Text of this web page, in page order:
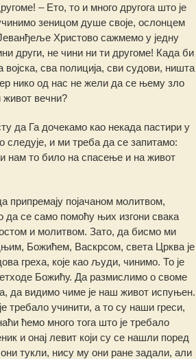
– Ето, то и много другога што је
зеницом душе своје, ослонцем
Христово сажмемо у једну
други, не чини ни ти другоме! Када би
сва полиција, сви судови, ништа
нико од нас не жели да се њему зло
живот вечни?
да Га дочекамо као некада пастири у
и ми треба да се запитамо:
нам то било на спасење и на живот
припремају појачаном молитвом,
да се само помоћу њих изгони свака
и молитвом. Зато, да бисмо ми
Божићем, Васкрсом, света Црква је
греха, које као људи, чинимо. То је
Божићу. Да размислимо о своме
да видимо чиме је наш живот испуњен.
требало учинити, а то су наши греси,
ћемо много тога што је требало
и онај левит који су се нашли поред
тукли, нису му они ране задали, али